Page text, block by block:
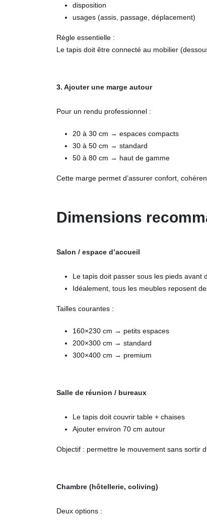
disposition
usages (assis, passage, déplacement)
Règle essentielle :
Le tapis doit être connecté au mobilier
3. Ajouter une marge autour
Pour un rendu professionnel :
20 à 30 cm → espaces compacts
30 à 50 cm → standard
50 à 80 cm → haut de gamme
Cette marge permet d’assurer confort,
Dimensions
Salon / espace d’accueil
Le tapis doit passer sous les pieds avant
Idéalement, tous les meubles reposent
Tailles courantes :
160×230 cm → petits espaces
200×300 cm → standard
300×400 cm → premium
Salle de réunion / bureaux
Le tapis doit couvrir table + chaises
Ajouter environ 70 cm autour
Objectif : permettre le mouvement sans sortir
Chambre (hôtellerie, coliving)
Deux options :